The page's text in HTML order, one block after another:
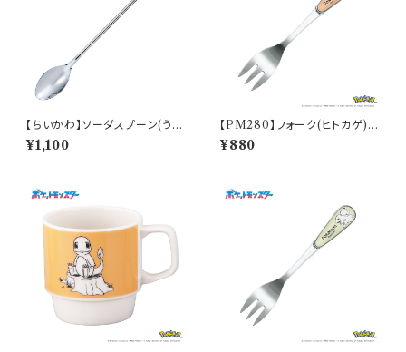
【ちいかわ】ソーダスプーン(うさ
ぎ)【CKW40】CKW43-850
¥1,100
【PM280】フォーク(ヒトカゲ)
【Daily Sketch】PM282-851
¥880